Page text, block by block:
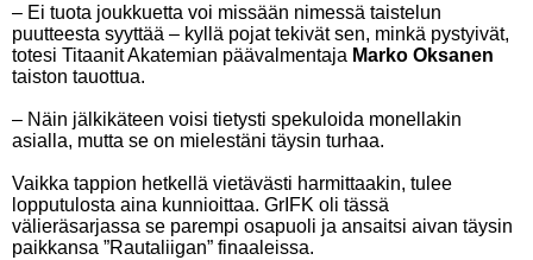
– Ei tuota joukkuetta voi missään nimessä taistelun
puutteesta syyttää – kyllä pojat tekivät sen, minkä pystyivät,
totesi Titaanit Akatemian päävalmentaja Marko Oksanen
taiston tauottua.
– Näin jälkikäteen voisi tietysti spekuloida monellakin
asialla, mutta se on mielestäni täysin turhaa.
Vaikka tappion hetkellä vietävästi harmittaakin, tulee
lopputulosta aina kunnioittaa. GrIFK oli tässä
välieräsarjassa se parempi osapuoli ja ansaitsi aivan täysin
paikkansa ”Rautaliigan” finaaleissa.